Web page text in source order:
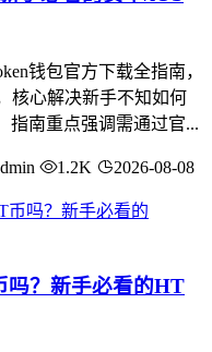
钱包官方下载全指南，
核心解决新手不知如何
指南重点强调需通过官...
1.2K 2026-08-08
吗？新手必看的HT